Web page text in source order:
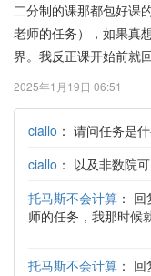
二分制的课那都包好课
老师的任务），如果真
界。我反正课开始前就
2025年1月19日 06:51
ciallo ： 请问任务是
ciallo ： 以及非数院
托马斯不会计算 ： 回
师的任务，我那时候
托马斯不会计算 ： 回